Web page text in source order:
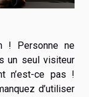
! Personne ne
un seul visiteur
n’est-ce pas !
d’utiliser